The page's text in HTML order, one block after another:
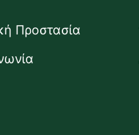
Προστασία